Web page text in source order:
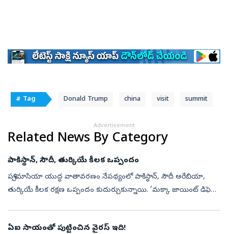
# Tag Donald Trump china visit summit
Advertisement
Related News By Category
పాకిస్థాన్‌, సౌదీ, తుర్కియే కీలక ఒప్పందం
పశ్చిమాసియా యుద్ధ వాతావరణం నేపథ్యంలో పాకిస్థాన్, సౌదీ అరేబియా,
తుర్కియే కీలక రక్షణ ఒప్పందం కుదుర్చుకున్నాయి. ‘మక్కా జాయింట్‌ డిఫెన్స్‌
ఏఐ సాయంతో పుట్టించిన వైరస్‌ ఇది!